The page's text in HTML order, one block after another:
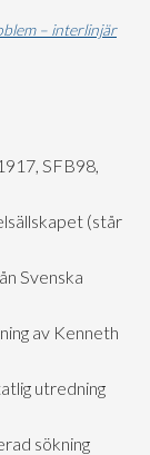
– interlinjär
SFB98,
(står
Svenska
av Kenneth
utredning
sökning